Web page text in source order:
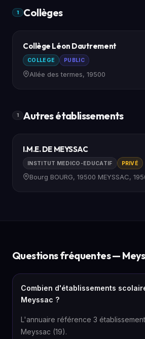
1 Collèges
Collège Léon Dautrement
COLLEGE PUBLIC
Allée des termes, 19500
1 Autres établissements
I.M.E. DE MEYSSAC
INSTITUT MEDICO-EDUCATIF PRIVÉ
Bourg BOURG, 19500 MEYSSAC,
Questions fréquentes —
Combien d'établissements
Meyssac ?
L'annuaire référence 3
Meyssac (19).